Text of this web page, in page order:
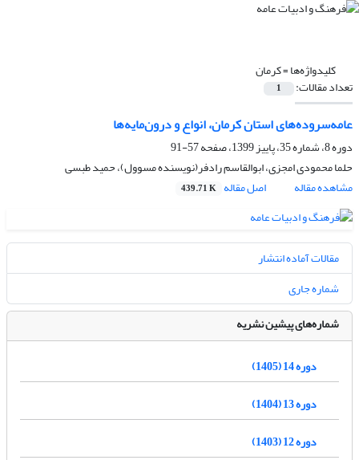
کلیدواژه‌ها =کرمان
تعداد مقالات: 1
عامه‌سروده‌های استان کرمان، انواع و درون‌مایه‌ها
دوره 8، شماره 35، پاییز 1399، صفحه
57-91
حلما محمودی امجزی، ابوالقاسم رادفر(نویسنده مسوول)، حمید طبسی
مشاهده مقاله
اصل مقاله 439.71 K
مقالات آماده انتشار
شماره جاری
شماره‌های پیشین نشریه
دوره 14 (1405)
دوره 13 (1404)
دوره 12 (1403)